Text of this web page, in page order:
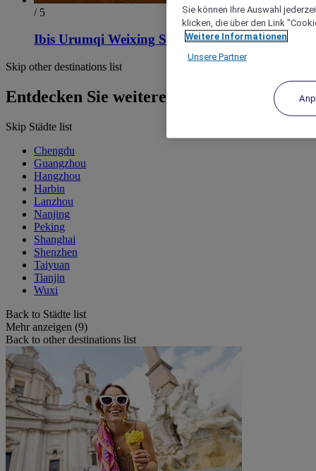
/ 5
Ibis Urumqi Weixing Square Hotel
Skip other destinations list
Entdecken Sie weitere Hotels
Skip Städte list
Chengdu
Guangzhou
Hangzhou
Harbin
Lanzhou
Nanjing
Peking
Shanghai
Shenzhen
Taiyuan
Tianjin
Wuxi
Back to Städte list
Mehr anzeigen (9)
Back to other destinations list
Sie können Ihre Auswahl
klicken, die über den Link
Weitere Informationen
Unsere Partner